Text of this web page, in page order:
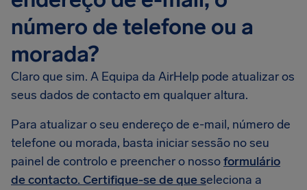
número de telefone ou a
morada?
Claro que sim. A Equipa da AirHelp pode atualizar os
seus dados de contacto em qualquer altura.
Para atualizar o seu endereço de e-mail, número de
telefone ou morada, basta iniciar sessão no seu
painel de controlo e preencher o nossoformulário
de contacto. Certifique-se de que seleciona a